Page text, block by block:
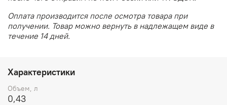
Оплата производится после осмотра товара при
получении. Товар можно вернуть в надлежащем виде в
течение 14 дней.
Характеристики
Объем, л
0,43